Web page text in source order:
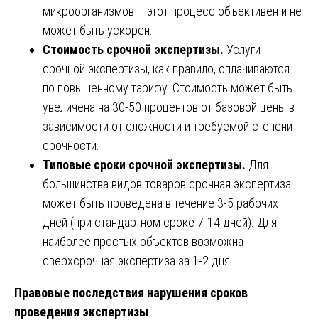
микроорганизмов – этот процесс объективен и не
может быть ускорен.
Стоимость срочной экспертизы. Услуги
срочной экспертизы, как правило, оплачиваются
по повышенному тарифу. Стоимость может быть
увеличена на 30-50 процентов от базовой цены в
зависимости от сложности и требуемой степени
срочности.
Типовые сроки срочной экспертизы. Для
большинства видов товаров срочная экспертиза
может быть проведена в течение 3-5 рабочих
дней (при стандартном сроке 7-14 дней). Для
наиболее простых объектов возможна
сверхсрочная экспертиза за 1-2 дня.
Правовые последствия нарушения сроков
проведения экспертизы